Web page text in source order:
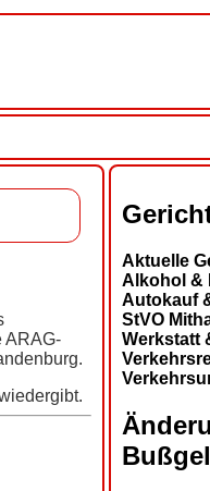
ARAG-
Aktuelle
Alkohol &
Autokauf
StVO
Werkstatt